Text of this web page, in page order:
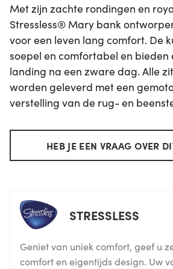
Met zijn zachte rondingen en
Stressless® Mary bank
voor een leven lang comfort. De
soepel en comfortabel en bieden
landing na een zware dag. Alle
worden geleverd met een
verstelling van de rug- en
HEB JE EEN VRAAG OVER
STRESSLESS
Geniet van uniek comfort, geef u
comfort en eigentijds design. Uw